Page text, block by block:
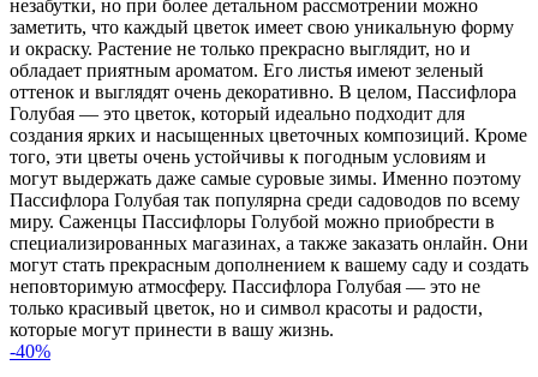
незабутки, но при более детальном рассмотрении можно
заметить, что каждый цветок имеет свою уникальную форму
и окраску. Растение не только прекрасно выглядит, но и
обладает приятным ароматом. Его листья имеют зеленый
оттенок и выглядят очень декоративно. В целом, Пассифлора
Голубая — это цветок, который идеально подходит для
создания ярких и насыщенных цветочных композиций. Кроме
того, эти цветы очень устойчивы к погодным условиям и
могут выдержать даже самые суровые зимы. Именно поэтому
Пассифлора Голубая так популярна среди садоводов по всему
миру. Саженцы Пассифлоры Голубой можно приобрести в
специализированных магазинах, а также заказать онлайн. Они
могут стать прекрасным дополнением к вашему саду и создать
неповторимую атмосферу. Пассифлора Голубая — это не
только красивый цветок, но и символ красоты и радости,
которые могут принести в вашу жизнь.
-40%